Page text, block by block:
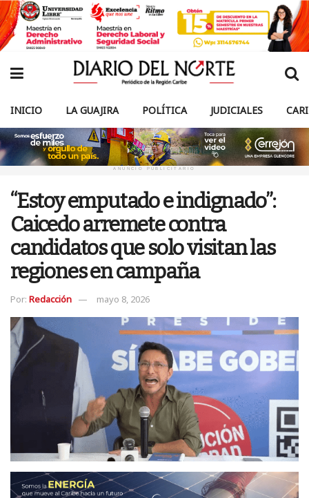
INICIO LA GUAJIRA POLÍTICA JUDICIALES
ANUNCIO PUBLICITARIO
“Estoy emputado e indignado”:
Caicedo arremete contra
candidatos que solo visitan las
regiones en campaña
Por: Redacción mayo 8, 2026